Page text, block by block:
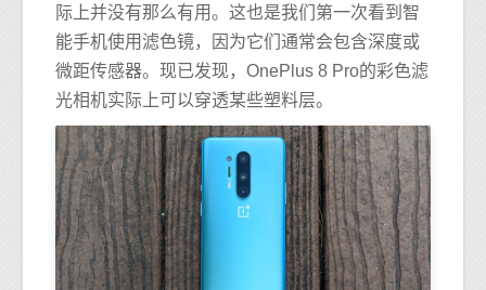
际上并没有那么有用。这也是我们第一次看到智
能手机使用滤色镜，因为它们通常会包含深度或
微距传感器。现已发现，OnePlus 8 Pro的彩色滤
光相机实际上可以穿透某些塑料层。